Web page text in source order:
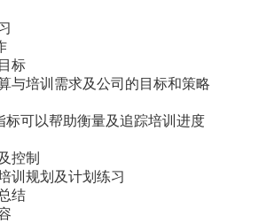
标
与培训需求及公司的目标和策略
标可以帮助衡量及追踪培训进度
控制
训规划及计划练习
结